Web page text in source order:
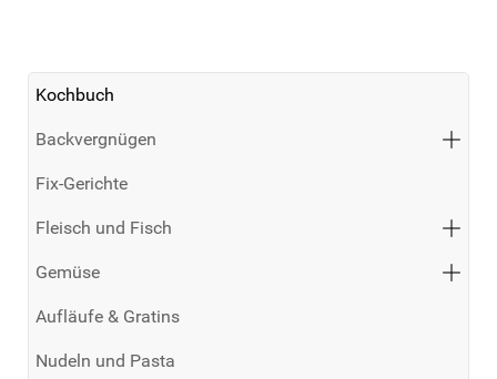
Kochbuch
Backvergnügen
Fix-Gerichte
Fleisch und Fisch
Gemüse
Aufläufe & Gratins
Nudeln und Pasta